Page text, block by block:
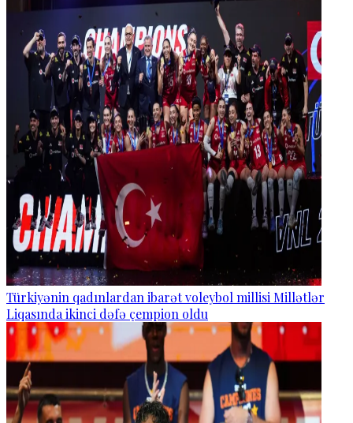
Türkiyənin qadınlardan ibarət voleybol millisi Millətlər
Liqasında ikinci dəfə çempion oldu